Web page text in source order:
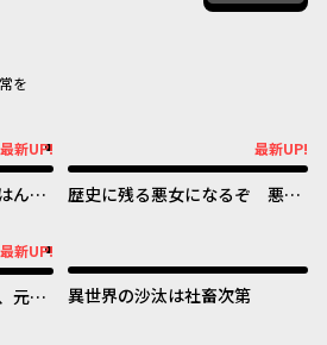
を
最新UP!
ん
最新UP!
歴史に残る悪女になるぞ 悪役
最新UP!
元気
異世界の沙汰は社畜次第